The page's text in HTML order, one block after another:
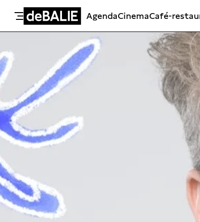
Meteen naar de content
De Balie
AgendaCinemaCafé-